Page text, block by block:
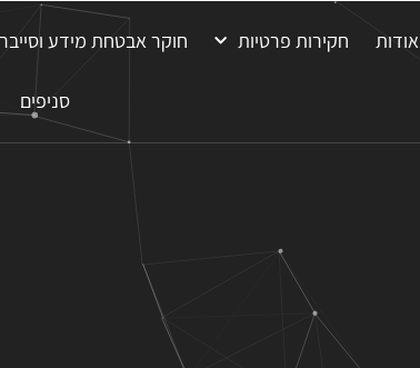
אודות חקירות פרטיות חוקר אבטחת מידע וסייבר
סניפים